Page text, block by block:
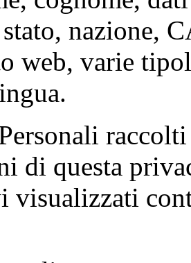
nazione,
web, varie
di questa
visualizzati